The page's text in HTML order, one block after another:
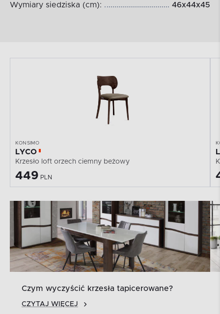
Wymiary siedziska (cm): 46x44x45
KONSIMO
LYCO
Krzesło loft orzech ciemny beżowy
449 PLN
Czym wyczyścić krzesła tapicerowane?
CZYTAJ WIĘCEJ